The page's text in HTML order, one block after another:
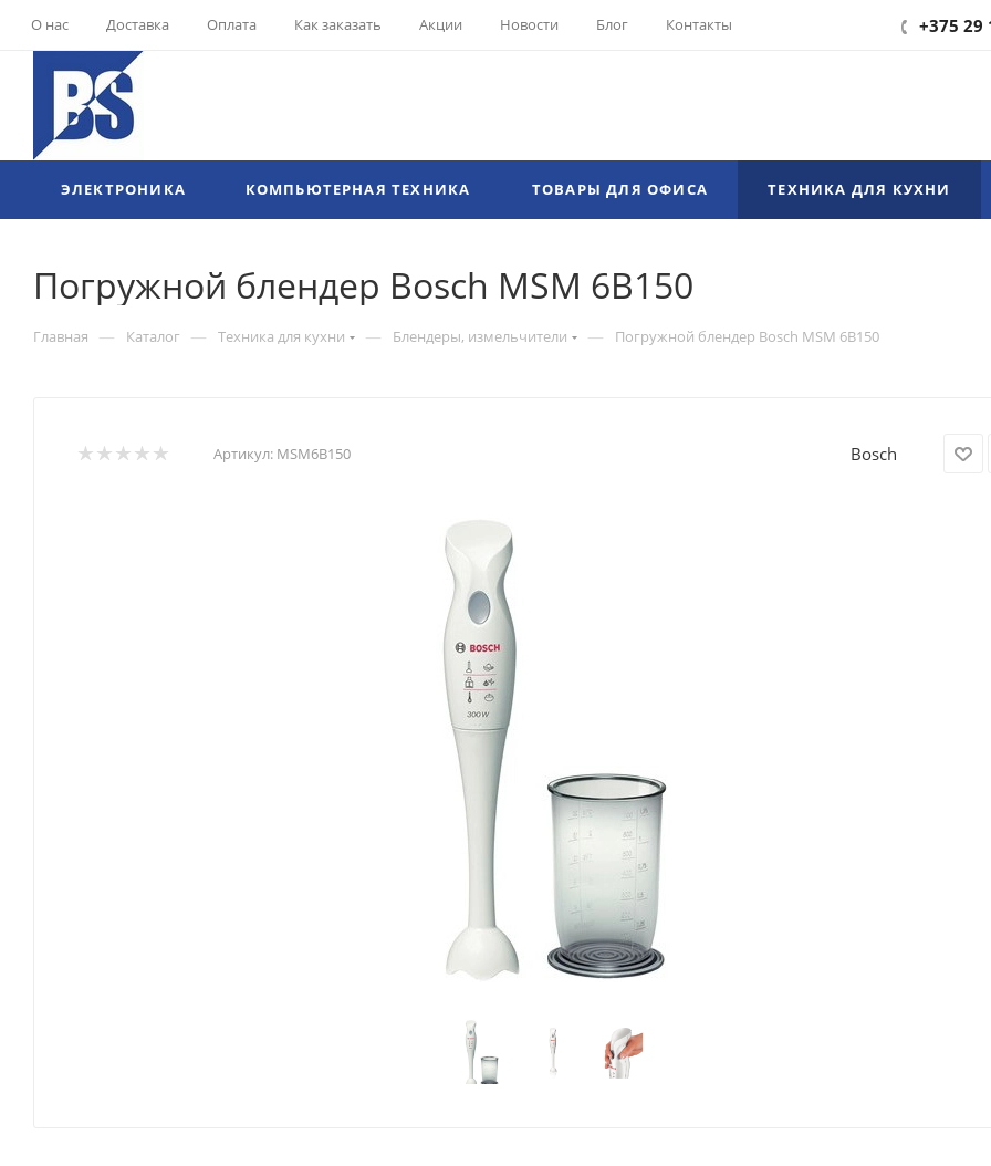
О нас Доставка Оплата Как заказать Акции Новости Блог Контакты +375 29
ЭЛЕКТРОНИКА КОМПЬЮТЕРНАЯ ТЕХНИКА ТОВАРЫ ДЛЯ ОФИСА ТЕХНИКА ДЛЯ КУХНИ
Погружной блендер Bosch MSM 6B150
Главная — Каталог — Техника для кухни — Блендеры, измельчители — Погружной блендер Bosch MSM 6B150
Артикул: MSM6B150 Bosch